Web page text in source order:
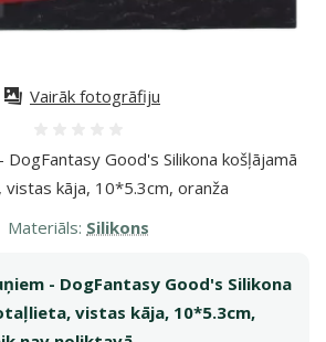
Good's Silikona košļājamā
kāja, 10*5.3cm, oranža
Materiāls: Silikons
- DogFantasy Good's Silikona
vistas kāja, 10*5.3cm,
Vairāk fotogrāfiju